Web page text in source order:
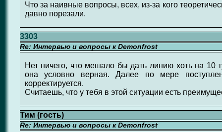
Что за наивные вопросы, всех, из-за кого
давно порезали.
3303
Re: Интервью и вопросы к Demonfrost
Нет ничего, что мешало бы дать линию хоть на 10
она условно верная. Далее по мере
корректируется.
Считаешь, что у тебя в этой ситуации есть
Тим (гость)
Re: Интервью и вопросы к Demonfrost